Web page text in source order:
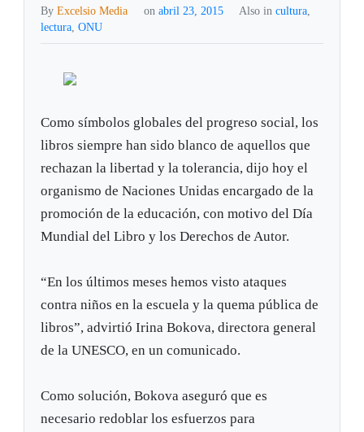
ByExcelsio Media on abril 23, 2015 Also in cultura,
lectura,ONU
Como símbolos globales del progreso social, los
libros siempre han sido blanco de aquellos que
rechazan la libertad y la tolerancia, dijo hoy el
organismo de Naciones Unidas encargado de la
promoción de la educación, con motivo del Día
Mundial del Libro y los Derechos de Autor.
“En los últimos meses hemos visto ataques
contra niños en la escuela y la quema pública de
libros”, advirtió Irina Bokova, directora general
de la UNESCO, en un comunicado.
Como solución, Bokova aseguró que es
necesario redoblar los esfuerzos para